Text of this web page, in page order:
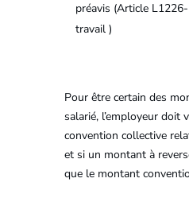
préavis (Article
travail )
Pour être certain des
salarié, l’employeur doit
convention collective
et si un montant à
que le montant